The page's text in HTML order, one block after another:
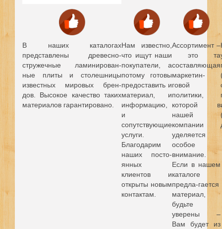
В наших каталогах
представлены древесно-
стружечные ламинирован-
ные плиты и столешницы
известных мировых брен-
дов. Высокое качество таких
материалов гарантировано.
Нам известно,
что ищут наши
покупатели, а
потому готовы
предоставить и
материал, и
информацию,
и
сопутствующие
услуги.
Благодарим
наших посто-
янных
клиентов и
открыты новым
контактам.
Ассортимент –
это та
составляющая
маркетин-
говой
политики,
которой в
нашей
компании
уделяется
особое
внимание.
Если в нашем
каталоге
предла-гается
материал,
будьте
уверены –
Вам будет из